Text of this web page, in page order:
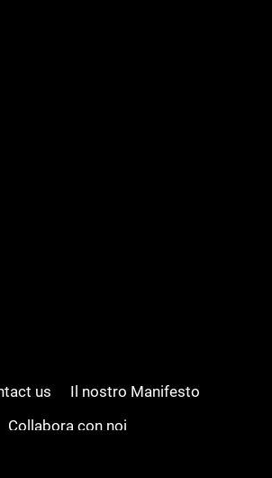
us
Il nostro Manifesto
Collabora con noi